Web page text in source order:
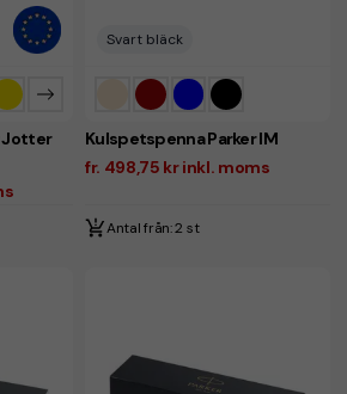
Jotter
Svart bläck
Kulspetspenna Parker IM
fr. 498,75 kr inkl. moms
Antal från: 2 st